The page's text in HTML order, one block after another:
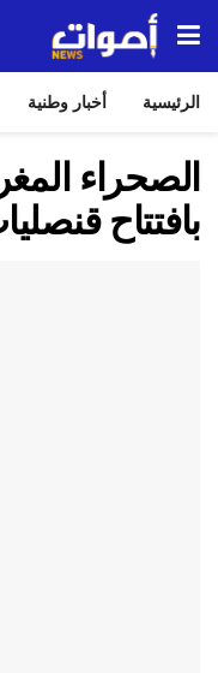
الرئيسية أخبار وطنية
الصحراء
بافتتاح